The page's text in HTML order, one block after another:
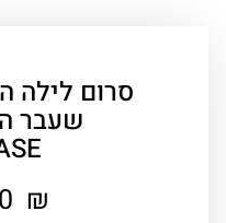
סרום לילה
שעבר
₪